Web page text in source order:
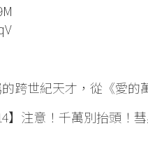
的跨世紀天才，從《愛
】注意！千萬別抬頭！